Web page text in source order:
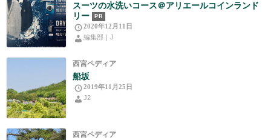
スーツの水洗いコース＠アリエールコインランド
リー
PR
2020年12月11日
編集部｜J
西宮ペディア
船坂
2019年11月25日
J2
西宮ペディア